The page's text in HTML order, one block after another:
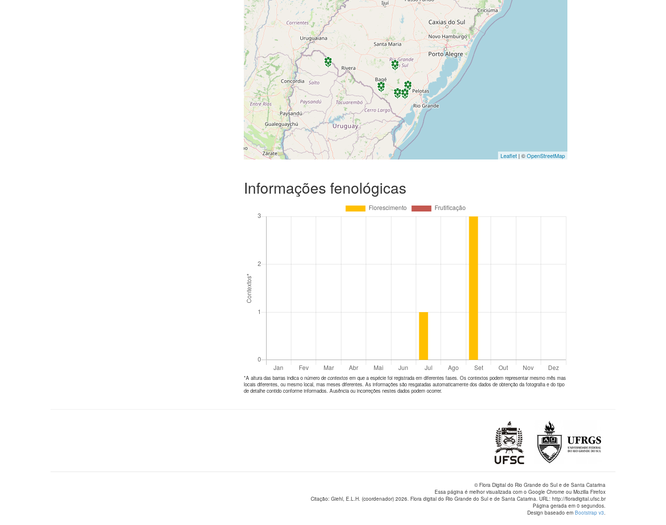
Leaflet| ©OpenStreetMap
Informações fenológicas
*A altura das barras indica o número de contextos em que a espécie foi registrada em diferentes fases. Os contextos podem representar mesmo mês mas
locais diferentes, ou mesmo local, mas meses diferentes. As informações são resgatadas automaticamente dos dados de obtenção da fotografia e do tipo
de detalhe contido conforme informados. Ausência ou incorreções nestes dados podem ocorrer.
© Flora Digital do Rio Grande do Sul e de Santa Catarina
Essa página é melhor visualizada com o Google Chrome ou Mozilla Firefox
Citação: Giehl, E.L.H. (coordenador) 2026. Flora digital do Rio Grande do Sul e de Santa Catarina. URL: http://floradigital.ufsc.br
Página gerada em 0 segundos.
Design baseado em Bootstrap v3